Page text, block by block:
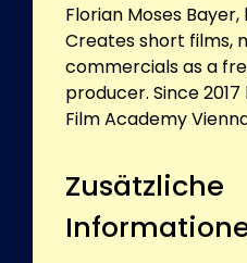
Florian Moses Bayer,
Creates short films,
commercials as a
producer. Since
Film Academy
Zusätzliche